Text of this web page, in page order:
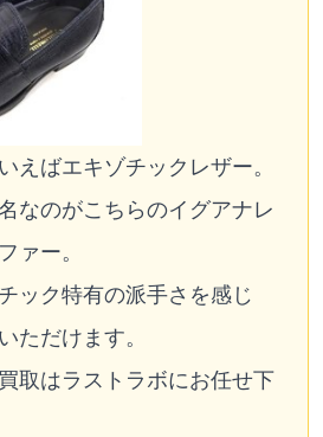
えばエキゾチックレザー。
なのがこちらのイグアナレ
ァー。
ック特有の派手さを感じ
ただけます。
取はラストラボにお任せ下